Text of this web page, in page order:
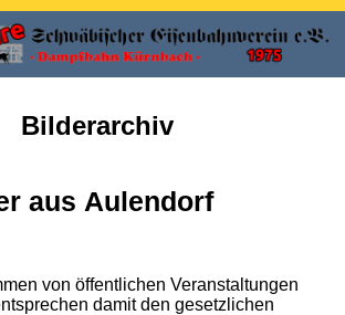
Bilderarchiv
aus Aulendorf
von öffentlichen Veranstaltungen
damit den gesetzlichen